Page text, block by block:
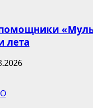
лета